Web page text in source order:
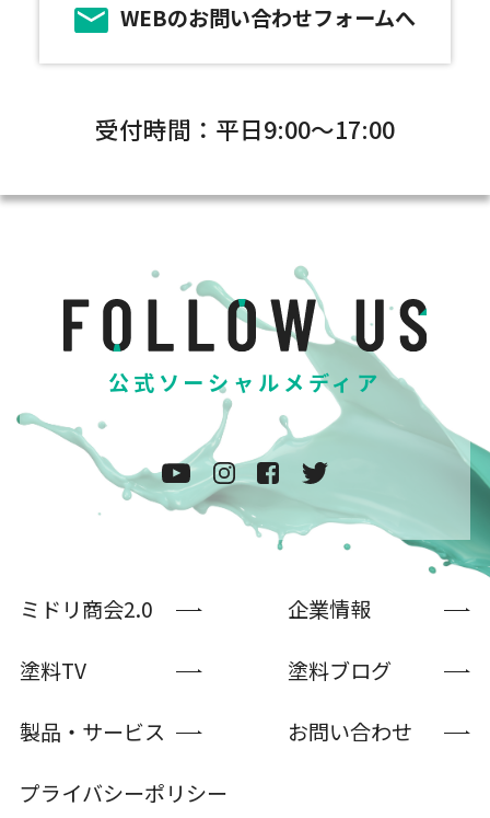
WEBのお問い合わせフォームへ
受付時間：平日9:00～17:00
公式ソーシャルメディア
ミドリ商会2.0
企業情報
塗料TV
塗料ブログ
製品・サービス
お問い合わせ
プライバシーポリシー